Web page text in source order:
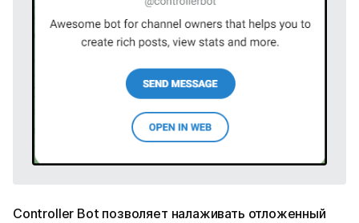
Controller Bot позволяет налаживать отложенный